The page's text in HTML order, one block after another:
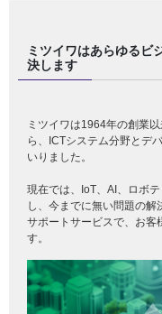
ミツイワはあらゆるビ
決します
ミツイワは1964年の創業
ら、ICTシステム分野とデ
いりました。
現在では、IoT、AI、ロボ
し、今までに無い問題の
サポートサービスで、お客
す。